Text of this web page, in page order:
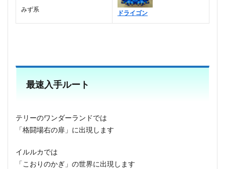
ドライゴン
みず系
最速入手ルート
テリーのワンダーランドでは
「格闘場右の扉」に出現します
イルルカでは
「こおりのかぎ」の世界に出現します